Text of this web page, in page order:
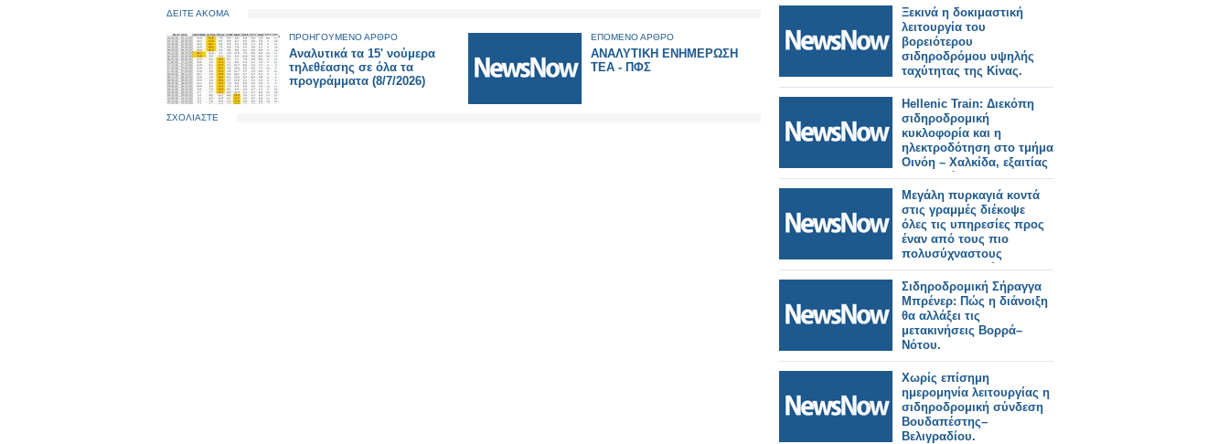
ΔΕΙΤΕ ΑΚΟΜΑ
ΠΡΟΗΓΟΥΜΕΝΟ ΑΡΘΡΟ
Αναλυτικά τα 15' νούμερα
τηλεθέασης σε όλα τα
προγράμματα (8/7/2026)
ΕΠΟΜΕΝΟ ΑΡΘΡΟ
ΑΝΑΛΥΤΙΚΗ ΕΝΗΜΕΡΩΣΗ
ΤΕΑ - ΠΦΣ
ΣΧΟΛΙΑΣΤΕ
Ξεκινά η δοκιμαστική
λειτουργία του
βορειότερου
σιδηροδρόμου υψηλής
ταχύτητας της Κίνας.
Hellenic Train: Διεκόπη
σιδηροδρομική
κυκλοφορία και η
ηλεκτροδότηση στο τμήμα
Οινόη – Χαλκίδα, εξαιτίας
πυρκαγιάς.
Μεγάλη πυρκαγιά κοντά
στις γραμμές διέκοψε
όλες τις υπηρεσίες προς
έναν από τους πιο
πολυσύχναστους
σιδηροδρομικούς
σταθμούς του Λονδίνου.
Σιδηροδρομική Σήραγγα
Μπρένερ: Πώς η διάνοιξη
θα αλλάξει τις
μετακινήσεις Βορρά–
Νότου.
Χωρίς επίσημη
ημερομηνία λειτουργίας η
σιδηροδρομική σύνδεση
Βουδαπέστης–
Βελιγραδίου.